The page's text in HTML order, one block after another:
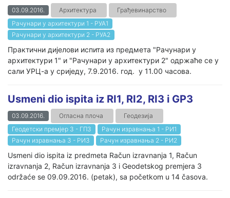
03.09.2016. Архитектура
Грађевинарство
Рачунари у архитектури 1 - РУА1
Рачунари у архитектури 2 - РУА2
Практични дијелови испита из предмета "Рачунари у
архитектури 1" и "Рачунари у архитектури 2" одржаће се у
сали УРЦ-а у сриједу, 7.9.2016. год. у 11.00 часова.
Usmeni dio ispita iz RI1, RI2, RI3 i GP3
03.09.2016. Огласна плоча
Геодезија
Геодетски премјер 3 - ГП3
Рачун изравнања 1 - РИ1
Рачун изравнања 3 - РИ3
Рачун изравнања 2 - РИ2
Usmeni dio ispita iz predmeta Račun izravnanja 1, Račun
izravnanja 2, Račun izravnanja 3 i Geodetskog premjera 3
održaće se 09.09.2016. (petak), sa početkom u 14 časova.